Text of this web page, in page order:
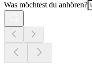
Was möchtest du anhören?